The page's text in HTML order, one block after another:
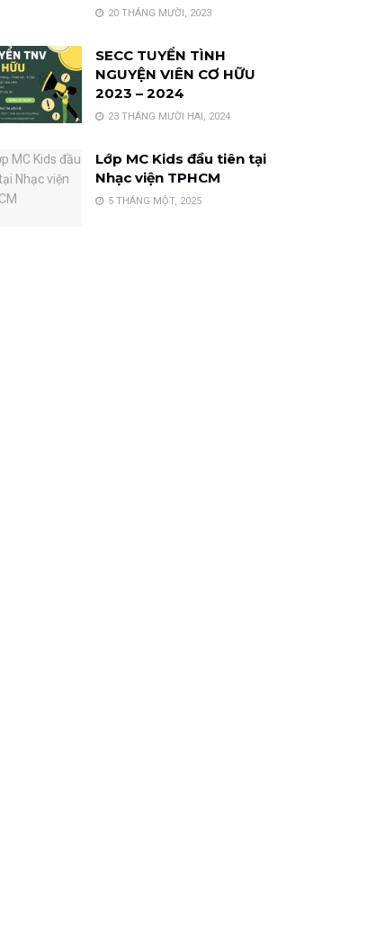
20 THÁNG MƯỜI, 2023
SECC TUYỂN TÌNH
NGUYỆN VIÊN CƠ HỮU
2023 – 2024
23 THÁNG MƯỜI HAI, 2024
Lớp MC Kids đầu tiên tại
Nhạc viện TPHCM
5 THÁNG MỘT, 2025